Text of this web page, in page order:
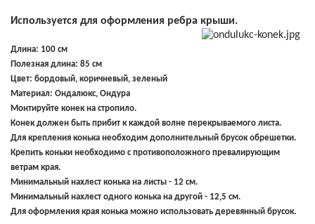
Используется для оформления ребра крыши.
Длина: 100 см
Полезная длина: 85 см
Цвет: бордовый, коричневый, зеленый
Материал: Ондалюкс, Ондура
Монтируйте конек на стропило.
Конек должен быть прибит к каждой волне перекрываемого листа.
Для крепления конька необходим дополнительный брусок обрешетки.
Крепить коньки необходимо с противоположного превалирующим
ветрам края.
Минимальный нахлест конька на листы - 12 см.
Минимальный нахлест одного конька на другой - 12,5 см.
Для оформления края конька можно использовать деревянный брусок.